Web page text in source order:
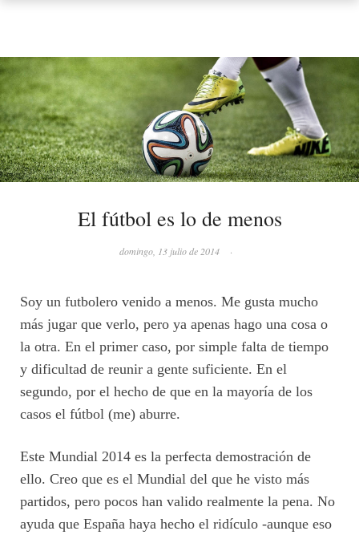
El fútbol es lo de menos
domingo, 13 julio de 2014 ·
Soy un futbolero venido a menos. Me gusta mucho
más jugar que verlo, pero ya apenas hago una cosa o
la otra. En el primer caso, por simple falta de tiempo
y dificultad de reunir a gente suficiente. En el
segundo, por el hecho de que en la mayoría de los
casos el fútbol (me) aburre.
Este Mundial 2014 es la perfecta demostración de
ello. Creo que es el Mundial del que he visto más
partidos, pero pocos han valido realmente la pena. No
ayuda que España haya hecho el ridículo -aunque eso